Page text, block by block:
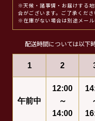
※天候・諸事情・お届けする
合がございます。ご了承くださ
※在庫がない場合は別途メール
配送時間については以下
1 2
午前中
12:00
～
14:00